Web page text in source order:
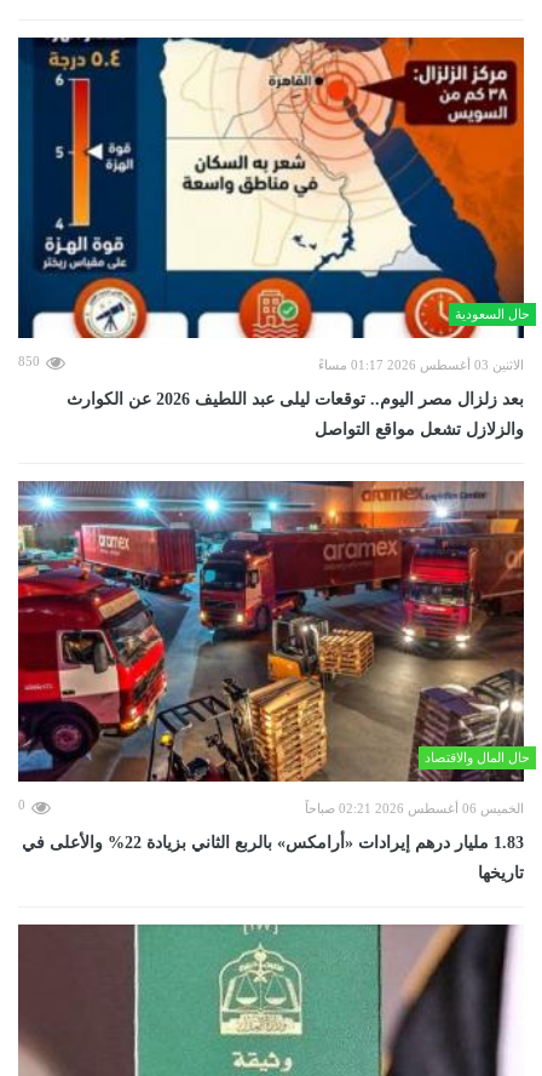
حال السعودية
الاثنين 03 أغسطس 2026 01:17 مساءً 850
بعد زلزال مصر اليوم.. توقعات ليلى عبد اللطيف 2026 عن الكوارث
والزلازل تشعل مواقع التواصل
حال المال والاقتصاد
الخميس 06 أغسطس 2026 02:21 صباحاً 0
‏1.83 مليار درهم إيرادات «أرامكس» بالربع الثاني بزيادة 22% والأعلى في
تاريخها